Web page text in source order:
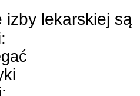
izby lekarskiej są